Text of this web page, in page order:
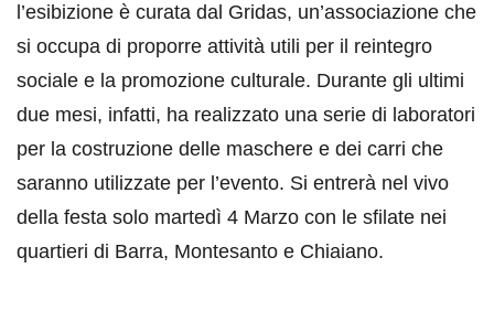
l’esibizione è curata dal Gridas, un’associazione che
si occupa di proporre attività utili per il reintegro
sociale e la promozione culturale. Durante gli ultimi
due mesi, infatti, ha realizzato una serie di laboratori
per la costruzione delle maschere e dei carri che
saranno utilizzate per l’evento. Si entrerà nel vivo
della festa solo martedì 4 Marzo con le sfilate nei
quartieri di Barra, Montesanto e Chiaiano.